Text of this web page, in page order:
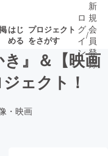
はじ
める
プロジェクト
をさがす
終了が近いプ
クト
ロ
グ
イ
ン
/
新
規
会
員
登
録
』＆【映画
ェクト！
・映画